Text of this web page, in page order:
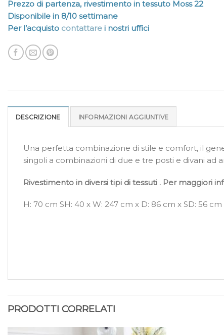
Prezzo di partenza, rivestimento in tessuto Moss 22
Disponibile in 8/10 settimane
Per l’acquisto contattare i nostri uffici
DESCRIZIONE INFORMAZIONI AGGIUNTIVE
Una perfetta combinazione di stile e comfort, il
singoli a combinazioni di due e tre posti e divani ad
Rivestimento in diversi tipi di tessuti . Per maggiori
H: 70 cm SH: 40 x W: 247 cm x D: 86 cm x SD: 56 cm
PRODOTTI CORRELATI